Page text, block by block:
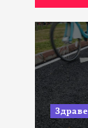
Здраве